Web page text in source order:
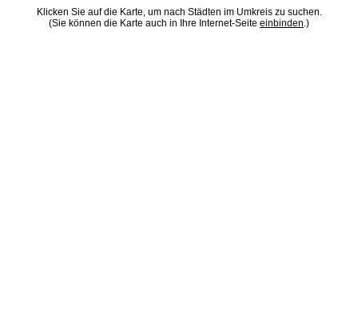
Klicken Sie auf die Karte, um nach Städten im Umkreis zu suchen.
(Sie können die Karte auch in Ihre Internet-Seite einbinden.)